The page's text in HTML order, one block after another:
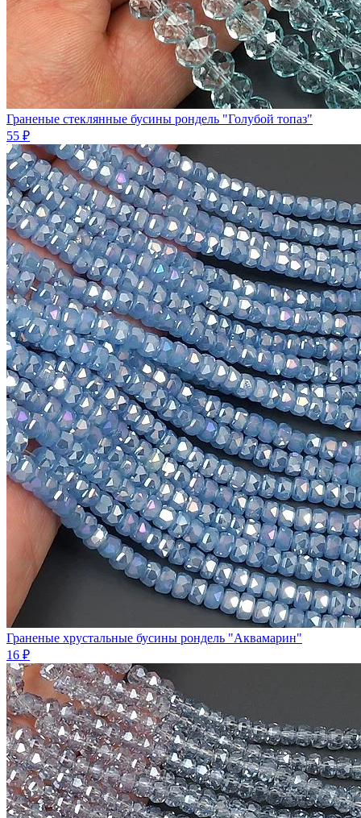
Граненые стеклянные бусины рондель "Голубой топаз"
55 ₽
Граненые хрустальные бусины рондель "Аквамарин"
16 ₽